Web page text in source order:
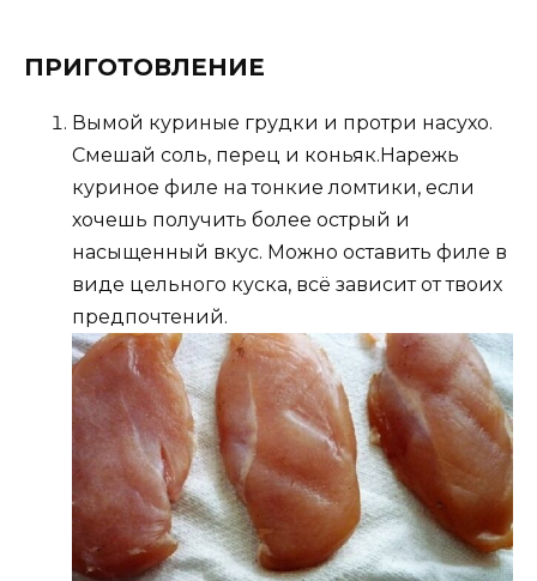
ПРИГОТОВЛЕНИЕ
Вымой куриные грудки и протри насухо.
Смешай соль, перец и коньяк.Нарежь
куриное филе на тонкие ломтики, если
хочешь получить более острый и
насыщенный вкус. Можно оставить филе в
виде цельного куска, всё зависит от твоих
предпочтений.